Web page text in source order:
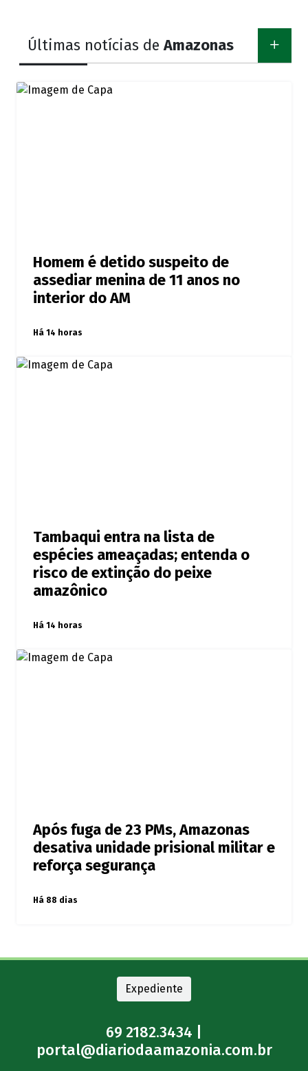
Últimas notícias deAmazonas
Homem é detido suspeito de
assediar menina de 11 anos no
interior do AM
Há 14 horas
Tambaqui entra na lista de
espécies ameaçadas; entenda o
risco de extinção do peixe
amazônico
Há 14 horas
Após fuga de 23 PMs, Amazonas
desativa unidade prisional militar e
reforça segurança
Há 88 dias
Expediente
69 2182.3434 |
portal@diariodaamazonia.com.br